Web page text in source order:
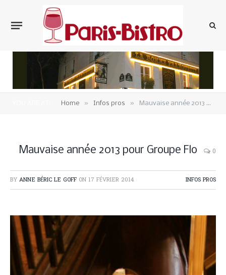
Home » Infos pros » Mauvaise année 2013 pour Groupe Flo
Mauvaise année 2013 pour Groupe Flo 0
BY ANNE BÉRIC LE GOFF ON 17 FÉVRIER 2014 INFOS PROS